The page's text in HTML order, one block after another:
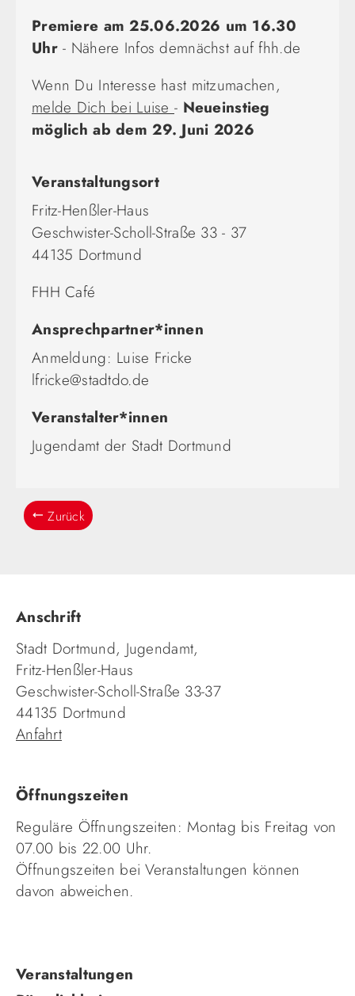
Premiere am 25.06.2026 um 16.30
Uhr- Nähere Infos demnächst auf fhh.de
Wenn Du Interesse hast mitzumachen,
melde Dich bei Luise - Neueinstieg
möglich ab dem 29. Juni 2026
Veranstaltungsort
Fritz-Henßler-Haus
Geschwister-Scholl-Straße 33 - 37
44135 Dortmund
FHH Café
Ansprechpartner*innen
Anmeldung: Luise Fricke
lfricke@stadtdo.de
Veranstalter*innen
Jugendamt der Stadt Dortmund
Zurück
Anschrift
Stadt Dortmund, Jugendamt,
Fritz-Henßler-Haus
Geschwister-Scholl-Straße 33-37
44135 Dortmund
Anfahrt
Öffnungszeiten
Reguläre Öffnungszeiten: Montag bis Freitag von
07.00 bis 22.00 Uhr.
Öffnungszeiten bei Veranstaltungen können
davon abweichen.
Navigation
Veranstaltungen